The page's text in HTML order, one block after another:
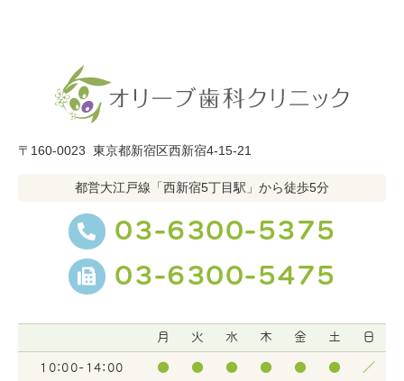
〒160-0023 東京都新宿区西新宿4-15-21
都営大江戸線「西新宿5丁目駅」から徒歩5分
03-6300-5375
03-6300-5475
月 火 水 木 金 土
日
10:00-14:00
● ● ● ● ● ●
／